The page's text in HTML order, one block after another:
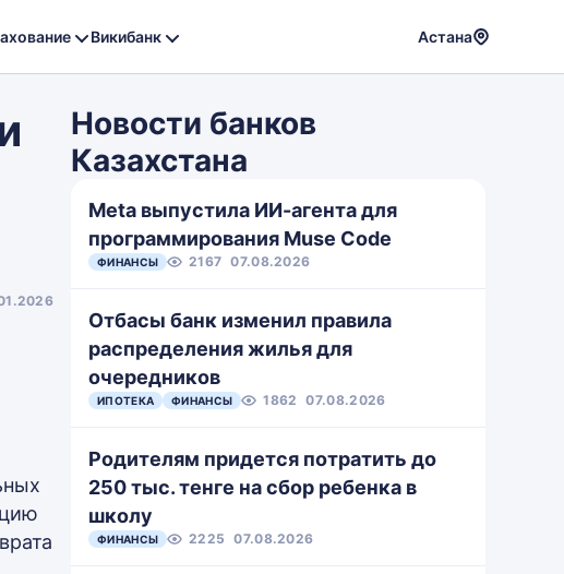
Викибанк Астана
Новости банков
Казахстана
Meta выпустила ИИ-агента для
программирования Muse Code
ФИНАНСЫ 2167 07.08.2026
Отбасы банк изменил правила
распределения жилья для
очередников
ИПОТЕКА ФИНАНСЫ 1862 07.08.2026
Родителям придется потратить до
250 тыс. тенге на сбор ребенка в
школу
ФИНАНСЫ 2225 07.08.2026